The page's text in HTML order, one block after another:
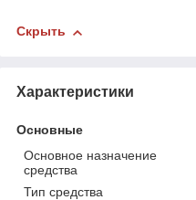
Скрыть
Характеристики
Основные
Основное назначение
средства
Тип средства